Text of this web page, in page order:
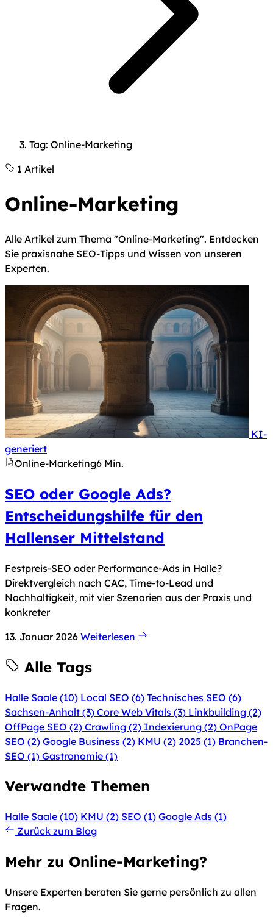
Tag: Online-Marketing
1 Artikel
Online-Marketing
Alle Artikel zum Thema "Online-Marketing". Entdecken
Sie praxisnahe SEO-Tipps und Wissen von unseren
Experten.
KI-
generiertHinweis nach Art. 50 KI-Verordnung: Dieses
Online-Marketing6 Min.
SEO oder Google Ads?
Entscheidungshilfe für den
Hallenser Mittelstand
Festpreis-SEO oder Performance-Ads in Halle?
Direktvergleich nach CAC, Time-to-Lead und
Nachhaltigkeit, mit vier Szenarien aus der Praxis und
konkreter
13. Januar 2026 Weiterlesen
Alle Tags
Halle Saale (10) Local SEO (6) Technisches SEO (6)
Sachsen-Anhalt (3) Core Web Vitals (3) Linkbuilding (2)
OffPage SEO (2) Crawling (2) Indexierung (2) OnPage
SEO (2) Google Business (2) KMU (2) 2025 (1) Branchen-
SEO (1) Gastronomie (1)
Verwandte Themen
Halle Saale (10) KMU (2) SEO (1) Google Ads (1)
Zurück zum Blog
Mehr zu Online-Marketing?
Unsere Experten beraten Sie gerne persönlich zu allen
Fragen.